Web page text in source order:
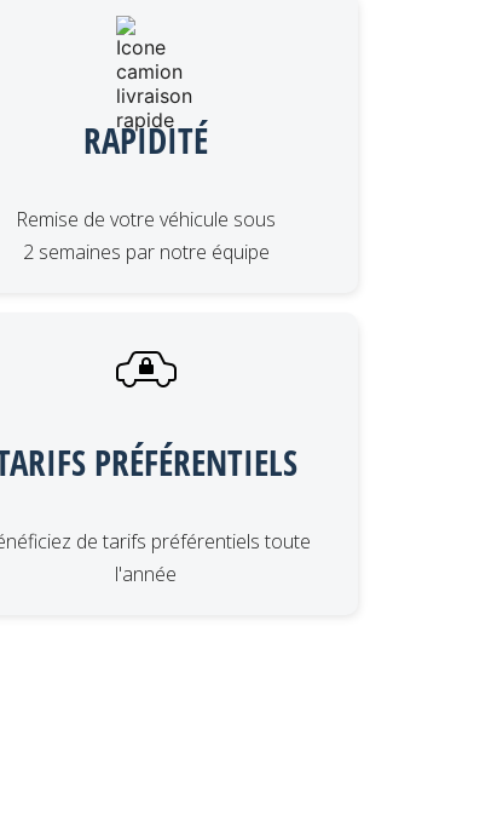
RAPIDITÉ
Remise de votre véhicule sous
2 semaines par notre équipe
PRÉFÉRENTIELS
de tarifs préférentiels toute
l'année